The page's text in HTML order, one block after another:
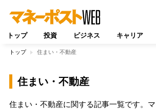
トップ 投資 ビジネス キャリア
トップ 住まい・不動産
住まい・不動産
住まい・不動産に関する記事一覧です。